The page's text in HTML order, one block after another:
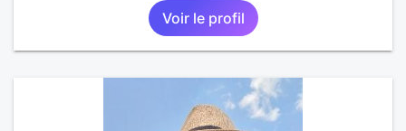
Voir le profil